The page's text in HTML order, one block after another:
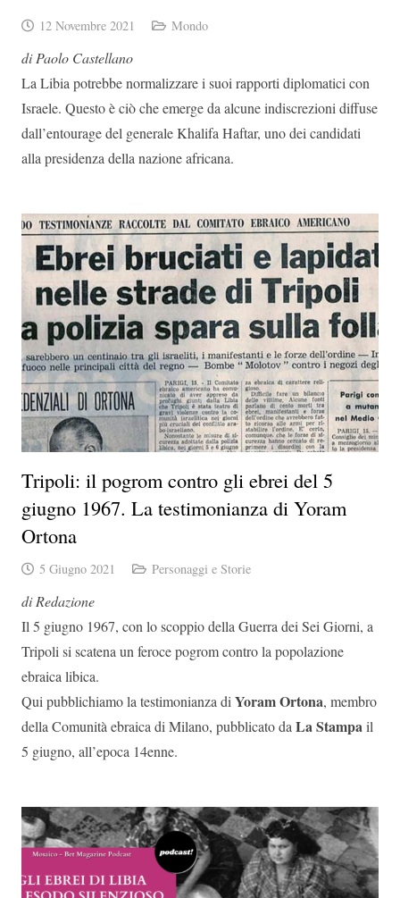
12 Novembre 2021 Mondo
di Paolo Castellano
La Libia potrebbe normalizzare i suoi rapporti diplomatici con
Israele. Questo è ciò che emerge da alcune indiscrezioni diffuse
dall’entourage del generale Khalifa Haftar, uno dei candidati
alla presidenza della nazione africana.
Tripoli: il pogrom contro gli ebrei del 5
giugno 1967. La testimonianza di Yoram
Ortona
5 Giugno 2021 Personaggi e Storie
di Redazione
Il 5 giugno 1967, con lo scoppio della Guerra dei Sei Giorni, a
Tripoli si scatena un feroce pogrom contro la popolazione
ebraica libica.
Qui pubblichiamo la testimonianza di Yoram Ortona, membro
della Comunità ebraica di Milano, pubblicato da La Stampail
5 giugno, all’epoca 14enne.